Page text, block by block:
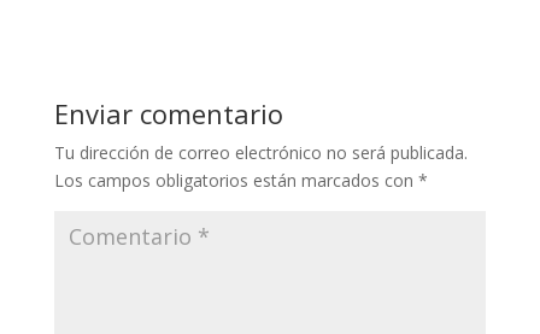
Enviar comentario
Tu dirección de correo electrónico no será publicada.
Los campos obligatorios están marcados con *